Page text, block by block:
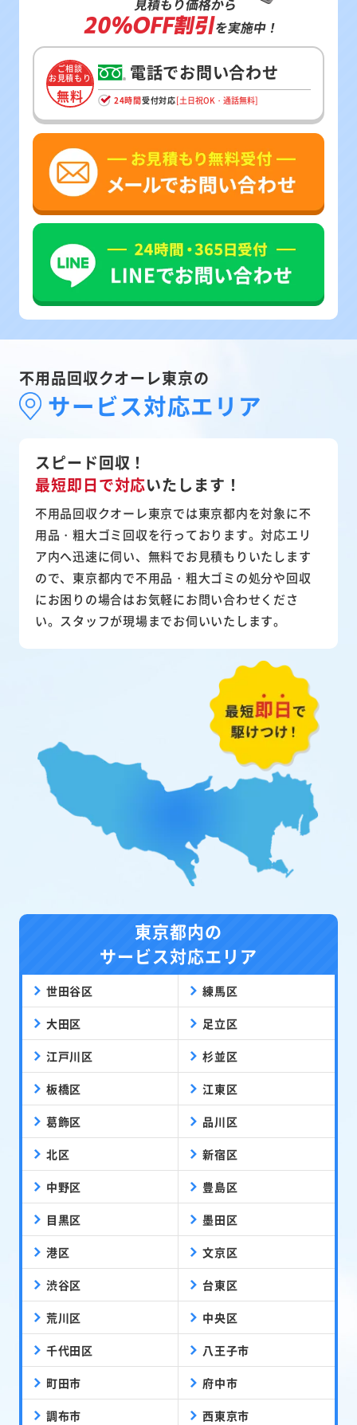
見積もり価格から
20%OFF割引を実施中！
ご相談
お見積もり
無料
電話でお問い合わせ
24時間受付対応[土日祝OK・通話無料]
不用品回収クオーレ東京の
サービス対応エリア
スピード回収！
最短即日で対応いたします！
不用品回収クオーレ東京では東京都内を対象に不
用品・粗大ゴミ回収を行っております。対応エリ
ア内へ迅速に伺い、無料でお見積もりいたします
ので、東京都内で不用品・粗大ゴミの処分や回収
にお困りの場合はお気軽にお問い合わせくださ
い。スタッフが現場までお伺いいたします。
東京都内の
サービス対応エリア
世田谷区 練馬区
大田区 足立区
江戸川区 杉並区
板橋区 江東区
葛飾区 品川区
北区 新宿区
中野区 豊島区
目黒区 墨田区
港区 文京区
渋谷区 台東区
荒川区 中央区
千代田区 八王子市
町田市 府中市
調布市 西東京市